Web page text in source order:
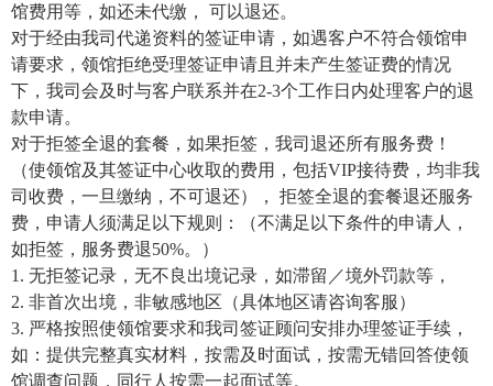
馆费用等，如还未代缴， 可以退还。
对于经由我司代递资料的签证申请，如遇客户不符合领馆申
请要求，领馆拒绝受理签证申请且并未产生签证费的情况
下，我司会及时与客户联系并在2-3个工作日内处理客户的退
款申请。
对于拒签全退的套餐，如果拒签，我司退还所有服务费！
（使领馆及其签证中心收取的费用，包括VIP接待费，均非我
司收费，一旦缴纳，不可退还）， 拒签全退的套餐退还服务
费，申请人须满足以下规则：（不满足以下条件的申请人，
如拒签，服务费退50%。）
1. 无拒签记录，无不良出境记录，如滞留／境外罚款等，
2. 非首次出境，非敏感地区（具体地区请咨询客服）
3. 严格按照使领馆要求和我司签证顾问安排办理签证手续，
如：提供完整真实材料，按需及时面试，按需无错回答使领
馆调查问题，同行人按需一起面试等。